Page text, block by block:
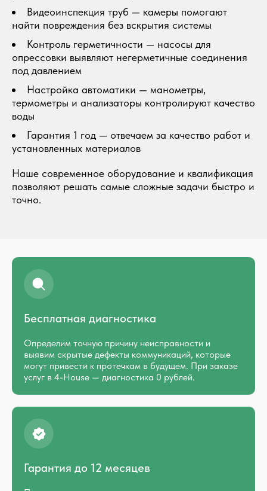
Видеоинспекция труб — камеры помогают
найти повреждения без вскрытия системы
Контроль герметичности — насосы для
опрессовки выявляют негерметичные соединения
под давлением
Настройка автоматики — манометры,
термометры и анализаторы контролируют качество
воды
Гарантия 1 год — отвечаем за качество работ и
установленных материалов
Наше современное оборудование и квалификация
позволяют решать самые сложные задачи быстро и
точно.
Бесплатная диагностика
Определим точную причину неисправности и
выявим скрытые дефекты коммуникаций, которые
могут привести к протечкам в будущем. При заказе
услуг в 4-House — диагностика 0 рублей.
Гарантия до 12 месяцев